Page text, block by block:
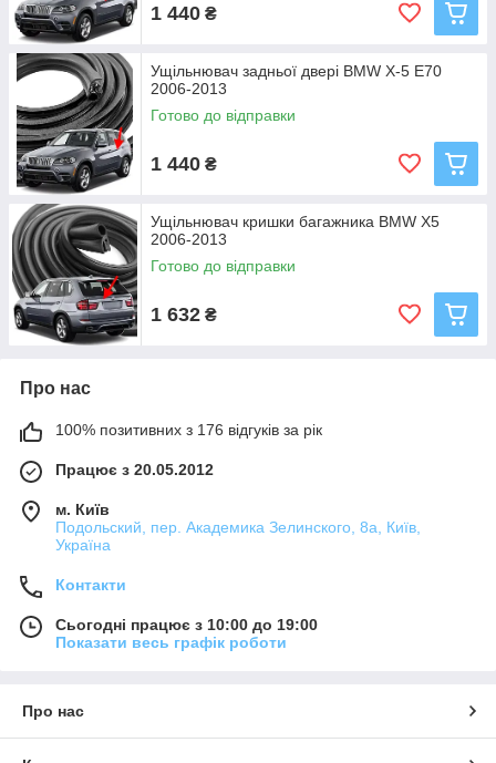
1 440 ₴
Ущільнювач задньої двері BMW X-5 E70
2006-2013
Готово до відправки
1 440 ₴
Ущільнювач кришки багажника BMW X5
2006-2013
Готово до відправки
1 632 ₴
Про нас
100% позитивних з 176 відгуків за рік
Працює з 20.05.2012
м. Київ
Подольский, пер. Академика Зелинского, 8а, Київ,
Україна
Контакти
Сьогодні працює з 10:00 до 19:00
Показати весь графік роботи
Про нас